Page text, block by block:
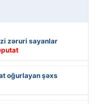
zəruri sayanlar
oğurlayan şəxs